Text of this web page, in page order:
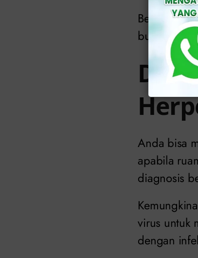
Beberapa
bulatan
Anda bisa
apabila
diagnosis
virus untuk
dengan